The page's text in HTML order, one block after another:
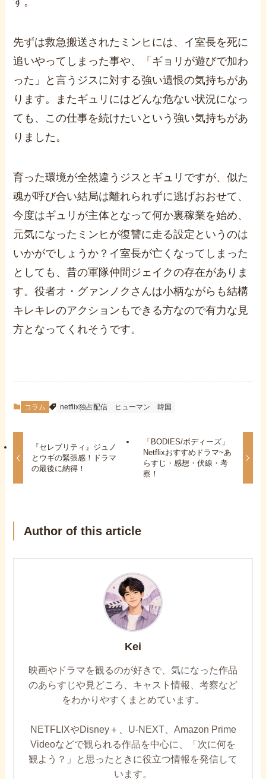
先ずは救急搬送されたミンヒには、イ室長を死に
追いやってしまった事や、「ギョリが遊びで加わ
った」と言うジスに対する強い遺恨の気持ちがあ
ります。
またギュリにはどんな危ない状況になっ
ても、この仕事を続けたいという強い気持ちがあ
りました。
育った環境が全然違うジスとギュリですが、似た
魂が呼び合い結局は離れられずに逃げおおせて、
今度はギュリが主体となって何か裏稼業を始め、
元気になったミンヒが復讐に走る設定というのは
いかがでしょうか？ イ室長が亡くなってしまった
としても、昔の軍隊仲間ジェイクの存在がありま
す。役者オ・グァンノクさんは小柄ながらも結構
キレキレのアクションもできる方なので有力な見
方となってくれそうです。
コラム netflix独占配信 ヒューマン 韓国
『セレブリティ』ジュノ
とウギの緊張感！ドラマ
の最後に納得！
「BODIES/ボディーズ」
Netflixおすすめドラマ~あ
らすじ・感想・伏線・考
察！
Author of this article
Kei
映画やドラマを観るのが好きで、気になった作品
のあらすじや見どころ、キャスト情報、考察など
をわかりやすくまとめています。
NETFLIXやDisney＋、U-NEXT、Amazon Prime
Videoなどで観られる作品を中心に、「次に何を
観よう？」と思ったときに役立つ情報を発信して
います。